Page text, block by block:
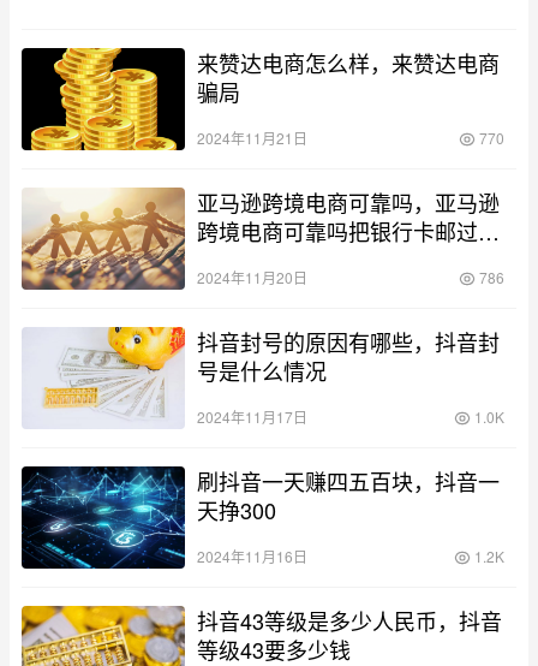
来赞达电商怎么样，来赞达电商
骗局
2024年11月21日 770
亚马逊跨境电商可靠吗，亚马逊
跨境电商可靠吗把银行卡邮过去
2024年11月20日 786
抖音封号的原因有哪些，抖音封
号是什么情况
2024年11月17日 1.0K
刷抖音一天赚四五百块，抖音一
天挣300
2024年11月16日 1.2K
抖音43等级是多少人民币，抖音
等级43要多少钱